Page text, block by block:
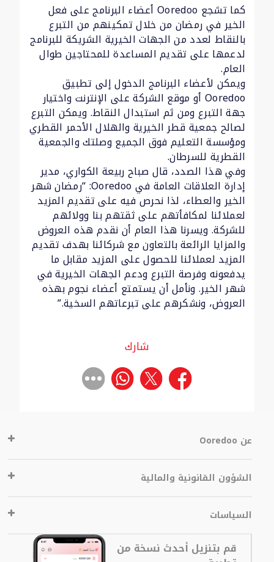
كما تشجع Ooredoo أعضاء البرنامج على فعل
الخير في رمضان من خلال تمكينهم من التبرع
بالنقاط لعدد من الجهات الخيرية الشريكة للبرنامج
لدعمها على تقديم المساعدة للمحتاجين طوال
العام.
ويمكن لأعضاء البرنامج الدخول إلى تطبيق
Ooredoo أو موقع الشركة على الإنترنت واختيار
جهة التبرع ومن ثم استبدال النقاط. ويمكن التبرع
لصالح جمعية قطر الخيرية والهلال الأحمر القطري
ومؤسسة التعليم فوق الجميع وصلتك والجمعية
القطرية للسرطان.
وفي هذا الصدد، قال صباح ربيعة الكواري، مدير
إدارة العلاقات العامة في Ooredoo: “رمضان شهر
الخير والعطاء، لذا نحرص فيه على تقديم المزيد
لعملائنا لمكافأتهم على ثقتهم بنا وولائهم
للشركة. ويسرنا هذا العام أن نقدم هذه العروض
والمزايا الرائعة بالتعاون مع شركائنا بهدف تقديم
المزيد لعملائنا للحصول على المزيد مقابل ما
يدفعونه وفرصة التبرع ودعم الجهات الخيرية في
شهر الخير. ونأمل أن يستمتع أعضاء نجوم بهذه
العروض، ونشكرهم على تبرعاتهم السخية.”
شارك
عن Ooredoo
الشؤون القانونية والمالية
السياسات
قم بتنزيل أحدث نسخة من